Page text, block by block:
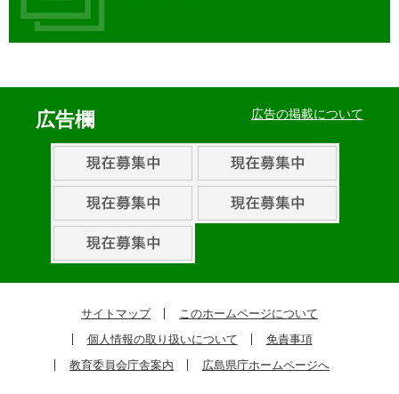
広告欄 広告の掲載について
サイトマップ
このホームページについて
個人情報の取り扱いについて
免責事項
教育委員会庁舎案内
広島県庁ホームページへ